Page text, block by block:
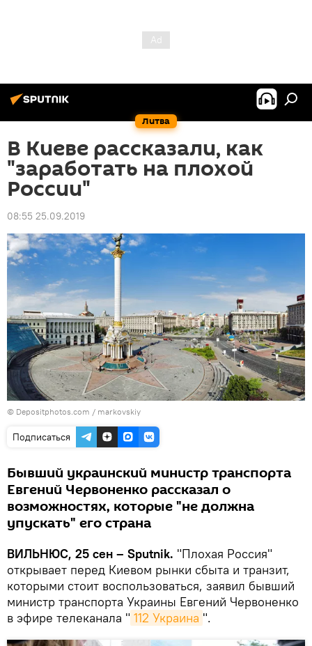
Литва
В Киеве рассказали, как
"заработать на плохой
России"
08:55 25.09.2019
© Depositphotos.com / markovskiy
Подписаться
Бывший украинский министр транспорта
Евгений Червоненко рассказал о
возможностях, которые "не должна
упускать" его страна
ВИЛЬНЮС, 25 сен – Sputnik. "Плохая Россия"
открывает перед Киевом рынки сбыта и транзит,
которыми стоит воспользоваться, заявил бывший
министр транспорта Украины Евгений Червоненко
в эфире телеканала " 112 Украина ".